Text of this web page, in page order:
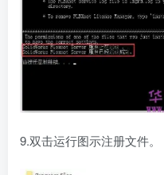
9.双击运行图示注册文件。